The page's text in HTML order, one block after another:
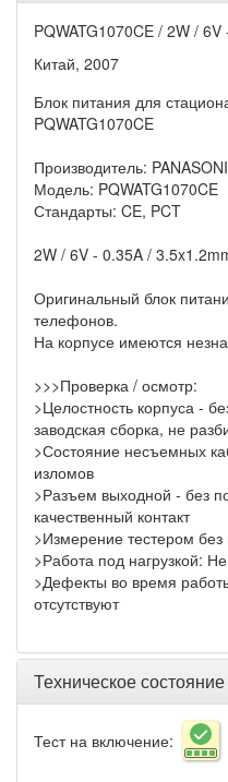
PQWATG1070CE / 2W /
Китай, 2007
Блок питания для
PQWATG1070CE
Производитель:
Модель: PQWATG1070CE
Стандарты: CE, PCT
2W / 6V - 0.35A /
Оригинальный блок
телефонов.
На корпусе имеются
>>>Проверка / осмотр:
>Целостность корпуса -
заводская сборка, не
>Состояние несъемных
изломов
>Разъем выходной - без
качественный контакт
>Измерение тестером без
>Работа под нагрузкой:
>Дефекты во время
отсутствуют
Техническое состояние
Тест на включение: